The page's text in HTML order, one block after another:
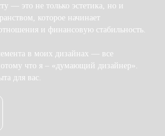
— это не только эстетика, но и
которое начинает
и финансовую стабильность.
в моих дизайнах — все
что я – «думающий дизайнер».
для вас.